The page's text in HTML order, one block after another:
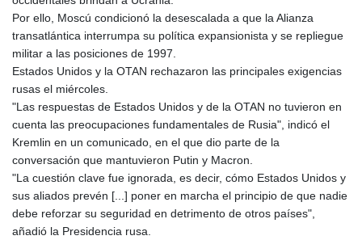
Por ello, Moscú condicionó la desescalada a que la Alianza
transatlántica interrumpa su política expansionista y se repliegue
militar a las posiciones de 1997.
Estados Unidos y la OTAN rechazaron las principales exigencias
rusas el miércoles.
"Las respuestas de Estados Unidos y de la OTAN no tuvieron en
cuenta las preocupaciones fundamentales de Rusia", indicó el
Kremlin en un comunicado, en el que dio parte de la
conversación que mantuvieron Putin y Macron.
"La cuestión clave fue ignorada, es decir, cómo Estados Unidos y
sus aliados prevén [...] poner en marcha el principio de que nadie
debe reforzar su seguridad en detrimento de otros países",
añadió la Presidencia rusa.